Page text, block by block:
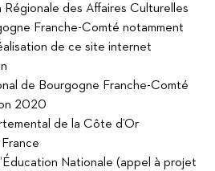
Régionale des Affaires Culturelles
Franche-Comté notamment
de ce site internet
de Bourgogne Franche-Comté
2020
de la Côte d’Or
Nationale (appel à projet